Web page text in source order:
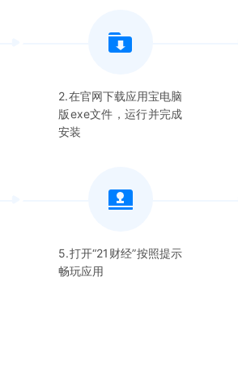
2.在官网下载应用宝电脑
版exe文件，运行并完成
安装
5.打开“21财经”按照提示
畅玩应用